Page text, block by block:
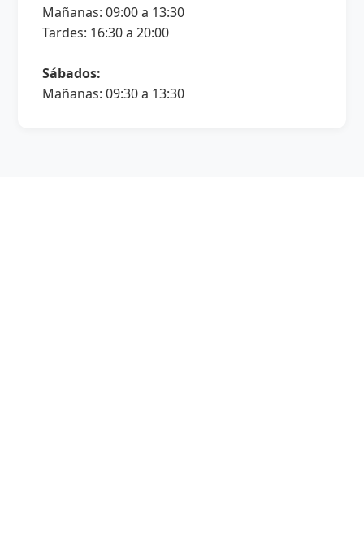
Mañanas: 09:00 a 13:30
Tardes: 16:30 a 20:00
Sábados:
Mañanas: 09:30 a 13:30